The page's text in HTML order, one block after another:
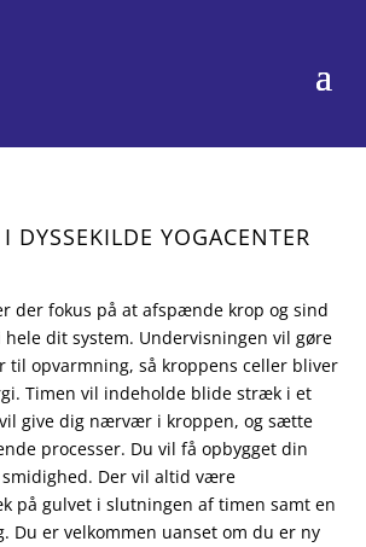
DYSSEKILDE YOGACENTER
der fokus på at afspænde krop og sind
hele dit system. Undervisningen vil gøre
til opvarmning, så kroppens celler bliver
Timen vil indeholde blide stræk i et
give dig nærvær i kroppen, og sætte
processer. Du vil få opbygget din
smidighed. Der vil altid være
på gulvet i slutningen af timen samt en
Du er velkommen uanset om du er ny